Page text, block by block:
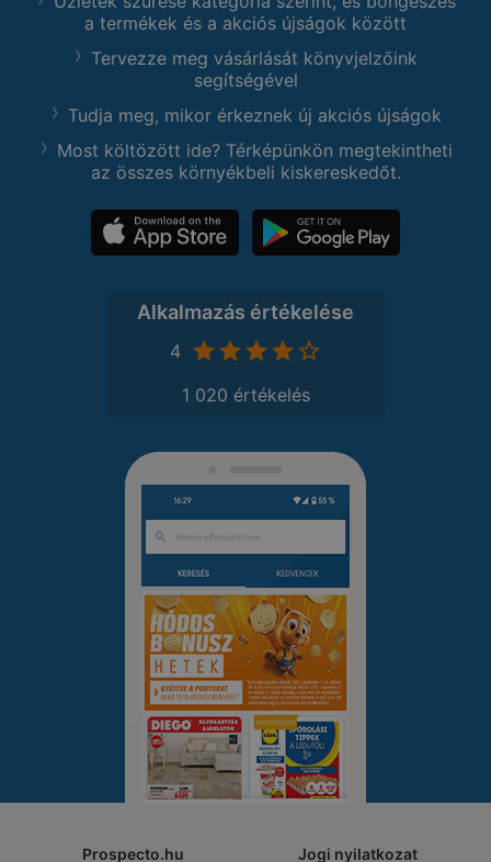
a termékek és a akciós újságok között
Tervezze meg vásárlását könyvjelzőink
segítségével
Tudja meg, mikor érkeznek új akciós újságok
Most költözött ide? Térképünkön megtekintheti
az összes környékbeli kiskereskedőt.
Alkalmazás értékelése
4
1 020 értékelés
Prospecto.hu Jogi nyilatkozat